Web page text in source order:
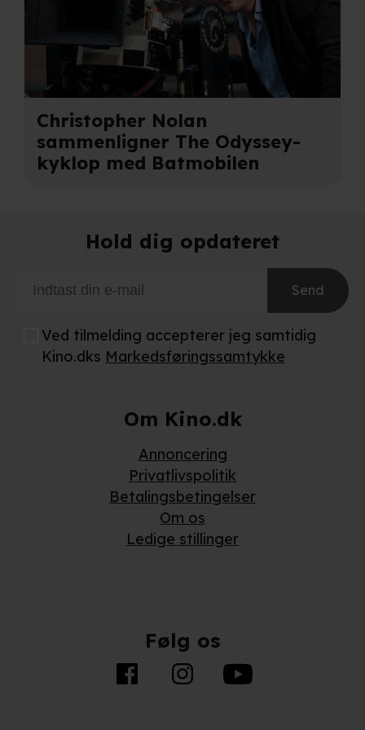
behandling af dine personoplysninger i både vores
cookiepolitik
Christopher Nolan
sammenligner The Odyssey-
kyklop med Batmobilen
Hold dig opdateret
Send
Ved tilmelding accepterer jeg samtidig
Kino.dks Markedsføringssamtykke
Om Kino.dk
Annoncering
Privatlivspolitik
Betalingsbetingelser
Om os
Ledige stillinger
Følg os